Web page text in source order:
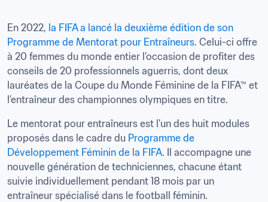
En 2022, la FIFA a lancé la deuxième édition de son
Programme de Mentorat pour Entraîneurs. Celui-ci offre
à 20 femmes du monde entier l’occasion de profiter des
conseils de 20 professionnels aguerris, dont deux
lauréates de la Coupe du Monde Féminine de la FIFA™ et
l’entraîneur des championnes olympiques en titre.
Le mentorat pour entraîneurs est l'un des huit modules
proposés dans le cadre du Programme de
Développement Féminin de la FIFA. Il accompagne une
nouvelle génération de techniciennes, chacune étant
suivie individuellement pendant 18 mois par un
entraîneur spécialisé dans le football féminin.